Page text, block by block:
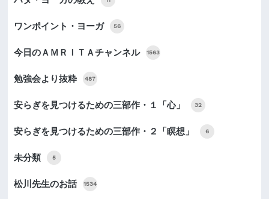
ワンポイント・ヨーガ 56
今日のＡＭＲＩＴＡチャンネル 1563
勉強会より抜粋 487
安らぎを見つけるための三部作・１「心」 32
安らぎを見つけるための三部作・２「瞑想」 6
未分類 5
松川先生のお話 1534